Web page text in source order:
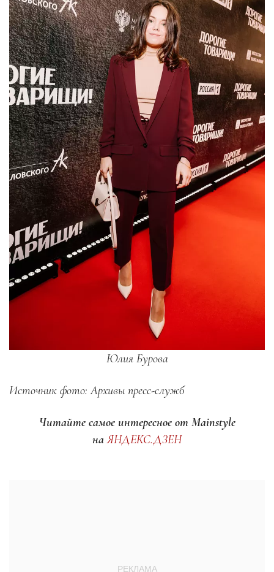
Юлия Бурова
Источник фото: Архивы пресс-служб
Читайте самое интересное от Mainstyle
наЯНДЕКС.ДЗЕН